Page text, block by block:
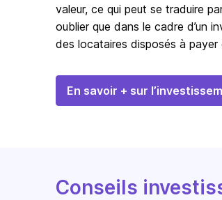
valeur, ce qui peut se traduire
oublier que dans le cadre d’un
des locataires disposés à
En savoir + sur
Conseils